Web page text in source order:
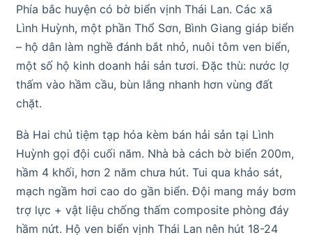
Phía bắc huyện có bờ biển vịnh Thái Lan. Các xã
Lình Huỳnh, một phần Thổ Sơn, Bình Giang giáp biển
– hộ dân làm nghề đánh bắt nhỏ, nuôi tôm ven biển,
một số hộ kinh doanh hải sản tươi. Đặc thù: nước lợ
thấm vào hầm cầu, bùn lắng nhanh hơn vùng đất
chặt.
Bà Hai chủ tiệm tạp hóa kèm bán hải sản tại Lình
Huỳnh gọi đội cuối năm. Nhà bà cách bờ biển 200m,
hầm 4 khối, hơn 2 năm chưa hút. Tui qua khảo sát,
mạch ngầm hơi cao do gần biển. Đội mang máy bơm
trợ lực + vật liệu chống thấm composite phòng đáy
hầm nứt. Hộ ven biển vịnh Thái Lan nên hút 18-24